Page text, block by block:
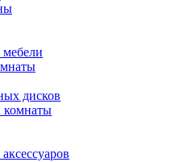
дисков
комнаты